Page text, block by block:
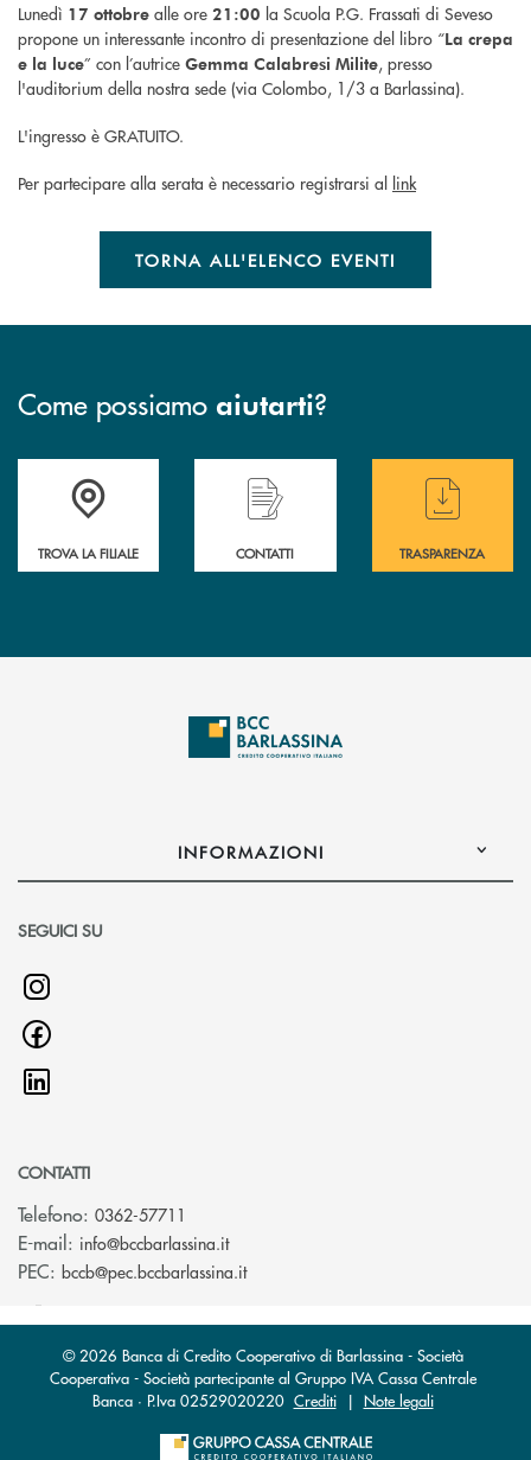
Lunedì 17 ottobre alle ore 21:00 la Scuola P.G. Frassati di Seveso
propone un interessante incontro di presentazione del libro “La crepa
e la luce” con l’autrice Gemma Calabresi Milite, presso
l'auditorium della nostra sede (via Colombo, 1/3 a Barlassina).
L'ingresso è GRATUITO.
Per partecipare alla serata è necessario registrarsi al link
TORNA ALL'ELENCO EVENTI
Come possiamo aiutarti?
Accedi all' elenco completo delle filiali di BCC Barlassina.
TROVA LA FILIALE
Hai bisogno di assistenza immediata ?
CONTATTI
Hai bisogno di
TRASPARENZA
INFORMAZIONI
SEGUICI SU
CONTATTI
Telefono: 0362-57711
E-mail: info@bccbarlassina.it(si apre l’app di posta elettronica)
PEC: bccb@pec.bccbarlassina.it(si apre l’app di posta elettronica)
© 2026 Banca di Credito Cooperativo di Barlassina - Società
Cooperativa - Società partecipante al Gruppo IVA Cassa Centrale
Banca · P.Iva 02529020220 Crediti| Note legali